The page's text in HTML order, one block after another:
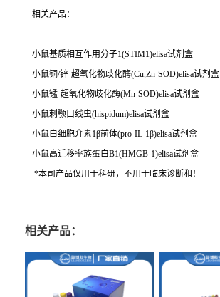
相关产品：
小鼠基质相互作用分子1(STIM1)elisa试剂盒
小鼠铜/锌-超氧化物歧化酶(Cu,Zn-SOD)elisa试剂盒
小鼠锰-超氧化物歧化酶(Mn-SOD)elisa试剂盒
小鼠刺颚口线虫(hispidum)elisa试剂盒
小鼠白细胞介素1β前体(pro-IL-1β)elisa试剂盒
小鼠高迁移率族蛋白B1(HMGB-1)elisa试剂盒
*本司产品仅用于科研，不用于临床诊断和！
相关产品：